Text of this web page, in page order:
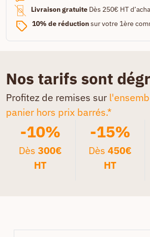
Livraison gratuite Dès 250€ HT
10% de réductionsur votre 1ère
Nos tarifs sont
Profitez de remises sur
panier hors prix barrés.*
-10%
Dès300€
HT
-15%
Dès 450€
HT